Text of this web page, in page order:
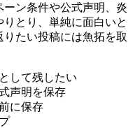
ン条件や公式声明、炎
りとり、単純に面白いと
たい投稿には魚拓を取
して残したい
声明を保存
に保存